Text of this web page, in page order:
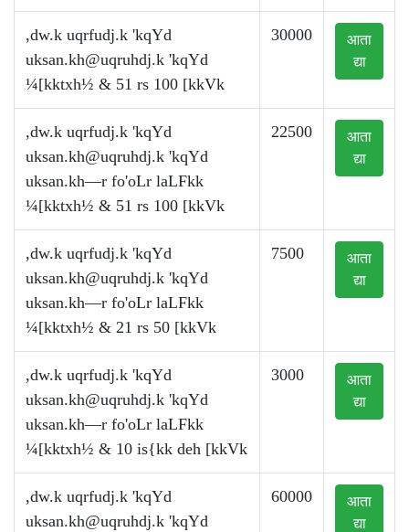
,dw.k uqrfudj.k 'kqYd
uksan.kh@uqruhdj.k 'kqYd
¼[kktxh½ & 51 rs 100 [kkVk
30000
आता
द्या
,dw.k uqrfudj.k 'kqYd
uksan.kh@uqruhdj.k 'kqYd
uksan.kh—r fo'oLr laLFkk
¼[kktxh½ & 51 rs 100 [kkVk
22500
आता
द्या
,dw.k uqrfudj.k 'kqYd
uksan.kh@uqruhdj.k 'kqYd
uksan.kh—r fo'oLr laLFkk
¼[kktxh½ & 21 rs 50 [kkVk
7500
आता
द्या
,dw.k uqrfudj.k 'kqYd
uksan.kh@uqruhdj.k 'kqYd
uksan.kh—r fo'oLr laLFkk
¼[kktxh½ & 10 is{kk deh [kkVk
3000
आता
द्या
,dw.k uqrfudj.k 'kqYd
uksan.kh@uqruhdj.k 'kqYd
60000
आता
द्या